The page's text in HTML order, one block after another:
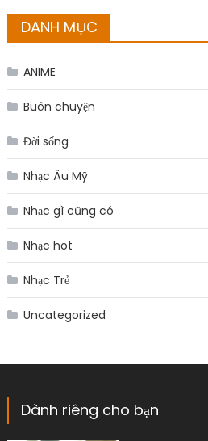
DANH MỤC
ANIME
Buôn chuyện
Đời sống
Nhạc Âu Mỹ
Nhạc gì cũng có
Nhạc hot
Nhạc Trẻ
Uncategorized
Dành riêng cho bạn